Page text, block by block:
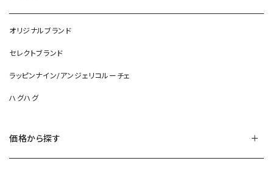
オリジナルブランド
セレクトブランド
ラッピンナイン/アンジェリコルーチェ
ハグハグ
価格から探す